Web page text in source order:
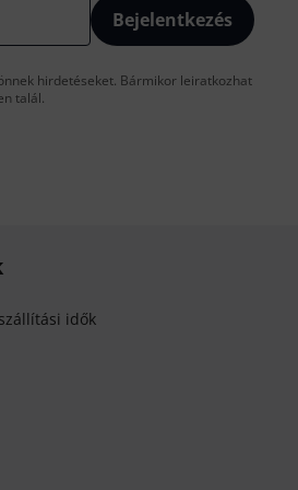
Bejelentkezés
hirdetéseket. Bármikor leiratkozhat
talál.
idők